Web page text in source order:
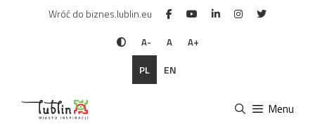
Wróć do biznes.lublin.eu
A- A A+
PL EN
Menu